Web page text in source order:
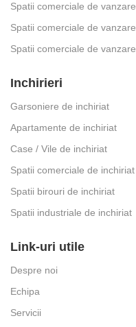
Spatii comerciale de vanzare
Spatii comerciale de vanzare
Spatii comerciale de vanzare
Inchirieri
Garsoniere de inchiriat
Apartamente de inchiriat
Case / Vile de inchiriat
Spatii comerciale de inchiriat
Spatii birouri de inchiriat
Spatii industriale de inchiriat
Link-uri utile
Despre noi
Echipa
Servicii